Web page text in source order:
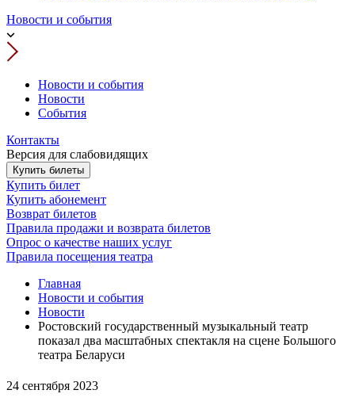
Новости и события
Новости и события
Новости
События
Контакты
Версия для слабовидящих
Купить билеты
Купить билет
Купить абонемент
Возврат билетов
Правила продажи и возврата билетов
Опрос о качестве наших услуг
Правила посещения театра
Главная
Новости и события
Новости
Ростовский государственный музыкальный театр
показал два масштабных спектакля на сцене Большого
театра Беларуси
24 сентября 2023